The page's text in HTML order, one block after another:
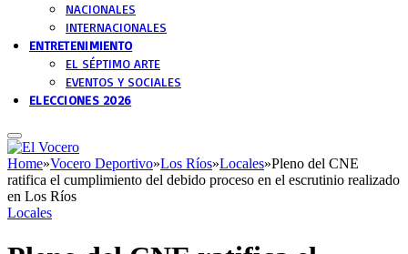
NACIONALES
INTERNACIONALES
ENTRETENIMIENTO
EL SÉPTIMO ARTE
EVENTOS Y SOCIALES
ELECCIONES 2026
Home»Vocero Deportivo»Los Ríos»Locales»Pleno del CNE
ratifica el cumplimiento del debido proceso en el escrutinio realizado
en Los Ríos
Locales